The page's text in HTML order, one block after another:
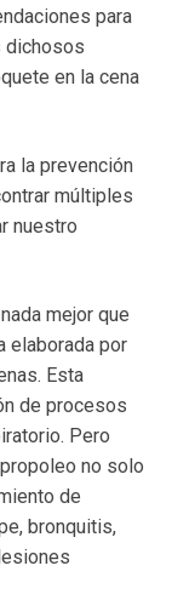
para
dichosos
en la cena
la prevención
múltiples
nuestro
mejor que
elaborada por
Esta
de procesos
Pero
no solo
de
bronquitis,